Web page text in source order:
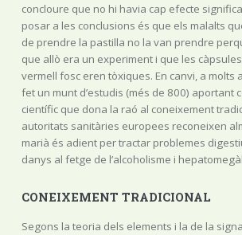
concloure que no hi havia cap efecte
posar a les conclusions és que els malalts
de prendre la pastilla no la van prendre
que allò era un experiment i que les
vermell fosc eren tòxiques. En canvi, a molts
fet un munt d’estudis (més de 800) aportant
científic que dona la raó al coneixement
autoritats sanitàries europees reconeixen
marià és adient per tractar problemes
danys al fetge de l’alcoholisme i
CONEIXEMENT TRADICIONAL
Segons la teoria dels elements i la de la